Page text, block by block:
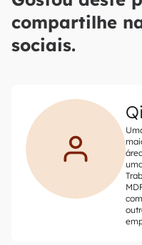
compartilhe
sociais.